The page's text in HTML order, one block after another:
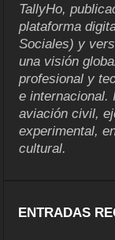
TallyHo,
plataforma
Sociales) y
una visión
profesional y
e internacional.
aviación civil,
experimental,
cultural.
ENTRADAS